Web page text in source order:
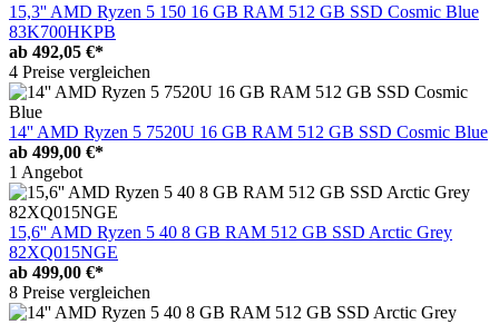
15,3'' AMD Ryzen 5 150 16 GB RAM 512 GB SSD Cosmic Blue
83K700HKPB
ab 492,05 €*
4 Preise vergleichen
14'' AMD Ryzen 5 7520U 16 GB RAM 512 GB SSD Cosmic Blue
ab 499,00 €*
1 Angebot
15,6'' AMD Ryzen 5 40 8 GB RAM 512 GB SSD Arctic Grey
82XQ015NGE
ab 499,00 €*
8 Preise vergleichen